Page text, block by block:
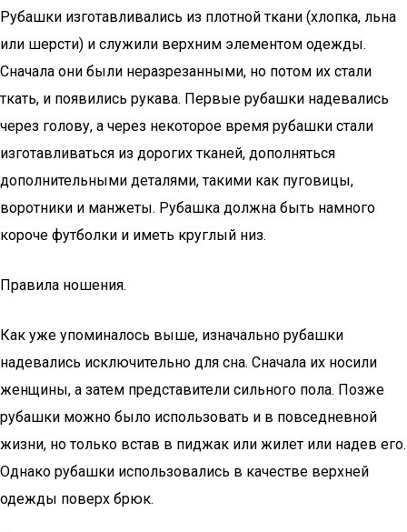
Рубашки изготавливались из плотной ткани (хлопка, льна
или шерсти) и служили верхним элементом одежды.
Сначала они были неразрезанными, но потом их стали
ткать, и появились рукава. Первые рубашки надевались
через голову, а через некоторое время рубашки стали
изготавливаться из дорогих тканей, дополняться
дополнительными деталями, такими как пуговицы,
воротники и манжеты. Рубашка должна быть намного
короче футболки и иметь круглый низ.
Правила ношения.
Как уже упоминалось выше, изначально рубашки
надевались исключительно для сна. Сначала их носили
женщины, а затем представители сильного пола. Позже
рубашки можно было использовать и в повседневной
жизни, но только встав в пиджак или жилет или надев его.
Однако рубашки использовались в качестве верхней
одежды поверх брюк.